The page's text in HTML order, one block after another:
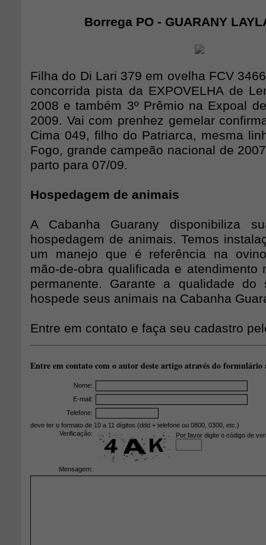
Borrega PO - GUARANY
Filha do Di Lari 379 em ovelha FCV
concorrida pista da EXPOVELHA de
2008 e também 3º Prêmio na Expoal
2009. Vai com prenhez gemelar
Cima 049, filho do Patriarca, mesma
Fogo, grande campeão nacional de
parto para 07/09.
Hospedagem de animais
A Cabanha Guarany disponibiliza
hospedagem de animais. Temos
um manejo que é referência na
mão-de-obra qualificada e atendimento
permanente. Garante a qualidade do
hospede seus animais na Cabanha
Entre em contato e faça seu cadastro
Entre em contato com o autor deste artigo através do formulário
Nome:
E-mail:
Telefone:
deve ter o formato de 10 a 11 dígitos (ddd + telefone ou 0800, 0300, etc.)
Verificação:
Por favor digite o código de
Mensagem: